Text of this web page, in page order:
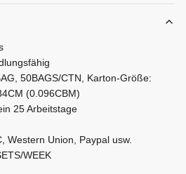
50BAGS/CTN, Karton-Größe:
(0.096CBM)
25 Arbeitstage
Western Union, Paypal usw.
WEEK